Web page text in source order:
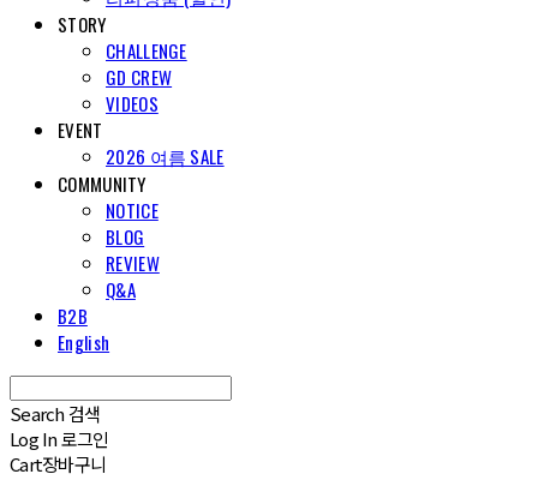
STORY
CHALLENGE
GD CREW
VIDEOS
EVENT
2026 여름 SALE
COMMUNITY
NOTICE
BLOG
REVIEW
Q&A
B2B
English
Search 검색
Log In로그인
Cart장바구니